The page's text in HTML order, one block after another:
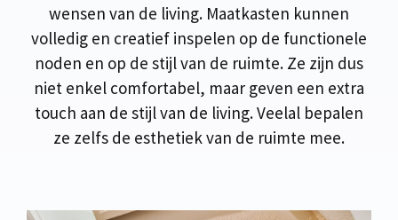
wensen van de living. Maatkasten kunnen
volledig en creatief inspelen op de functionele
noden en op de stijl van de ruimte. Ze zijn dus
niet enkel comfortabel, maar geven een extra
touch aan de stijl van de living. Veelal bepalen
ze zelfs de esthetiek van de ruimte mee.